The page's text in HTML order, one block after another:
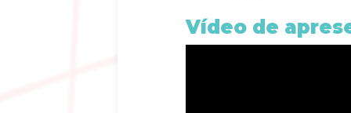
Vídeo de